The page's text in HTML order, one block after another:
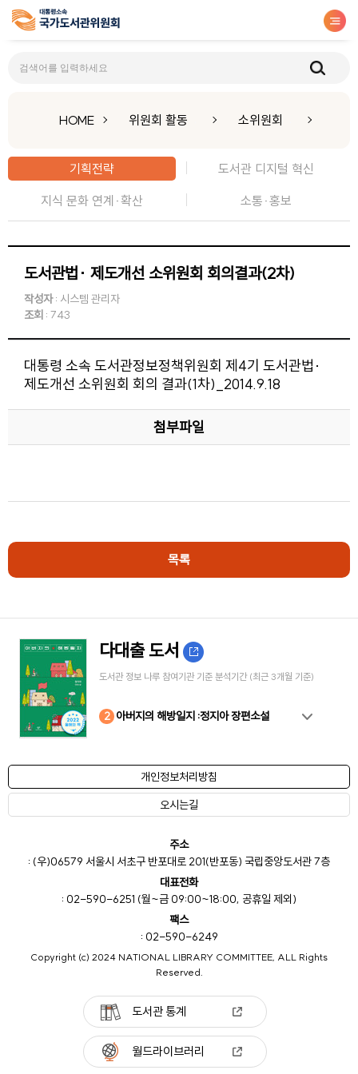
HOME 위원회 활동 소위원회
기획전략
도서관 디지털 혁신
지식 문화 연계·확산
소통·홍보
도서관법· 제도개선 소위원회 회의결과(2차)
작성자: 시스템 관리자
조회 : 743
대통령 소속 도서관정보정책위원회 제4기 도서관법·
제도개선 소위원회 회의 결과(1차)_2014.9.18
첨부파일
목록
다대출 도서
도서관 정보 나루 참여기관 기준 분석기간 (최근 3개월 기준)
1
2 아버지의 해방일지 :정지아 장편소설
3
4
5
6
7
8
9
10
개인정보처리방침
오시는길
주소
: (우)06579 서울시 서초구 반포대로 201(반포동) 국립중앙도서관 7층
대표전화
: 02-590-6251 (월~금 09:00~18:00, 공휴일 제외)
팩스
: 02-590-6249
Copyright (c) 2024 NATIONAL LIBRARY COMMITTEE, ALL Rights
Reserved.
도서관 통계
월드라이브러리